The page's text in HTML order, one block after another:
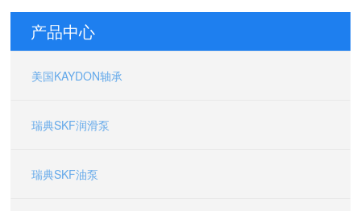
产品中心
美国KAYDON轴承
瑞典SKF润滑泵
瑞典SKF油泵